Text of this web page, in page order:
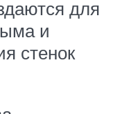
для
и
стенок